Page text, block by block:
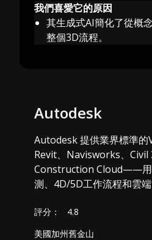
我們喜愛它的原因
其生成式AI簡化了從概
整個3D流程。
Autodesk
Autodesk 提供業界標準
Revit、Navisworks、
Construction Cloud——用
測、4D/5D工作流程和雲端
評分：
4.8
美國加州舊金山